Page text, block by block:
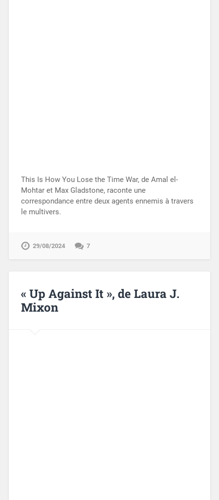
This Is How You Lose the Time War, de Amal el-
Mohtar et Max Gladstone, raconte une
correspondance entre deux agents ennemis à travers
le multivers.
29/08/2024 7
« Up Against It », de Laura J.
Mixon